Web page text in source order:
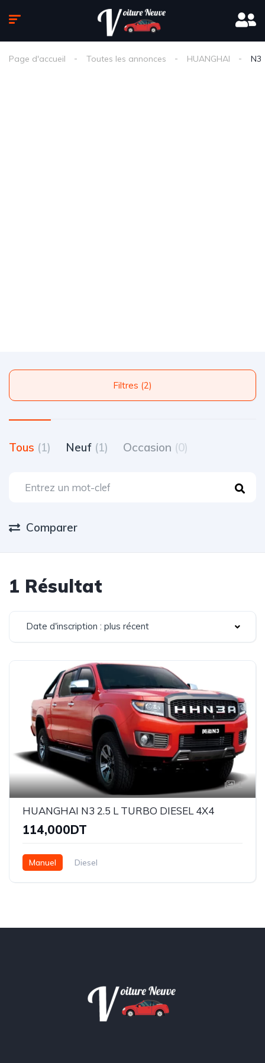
Page d'accueil Toutes les annonces HUANGHAI N3
Filtres (2)
Tous (1) Neuf (1) Occasion (0)
Comparer
1 Résultat
Date d'inscription : plus récent
1
HUANGHAI N3 2.5 L TURBO DIESEL 4X4
114,000DT
Manuel Diesel